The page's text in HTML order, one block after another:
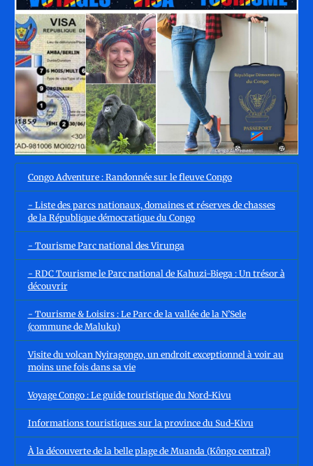
Congo Adventure : Randonnée sur le fleuve Congo
- Liste des parcs nationaux, domaines et réserves de chasses
de la République démocratique du Congo
- Tourisme Parc national des Virunga
- RDC Tourisme le Parc national de Kahuzi-Biega : Un trésor à
découvrir
- Tourisme & Loisirs : Le Parc de la vallée de la N’Sele
(commune de Maluku)
Visite du volcan Nyiragongo, un endroit exceptionnel à voir au
moins une fois dans sa vie
Voyage Congo : Le guide touristique du Nord-Kivu
Informations touristiques sur la province du Sud-Kivu
À la découverte de la belle plage de Muanda (Kôngo central)